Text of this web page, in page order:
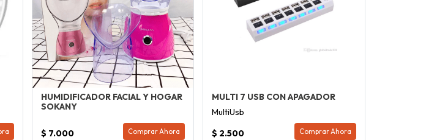
HUMIDIFICADOR FACIAL Y HOGAR
SOKANY
$ 7.000 Comprar Ahora
MULTI 7 USB CON APAGADOR
MultiUsb
$ 2.500
Comprar Ahora